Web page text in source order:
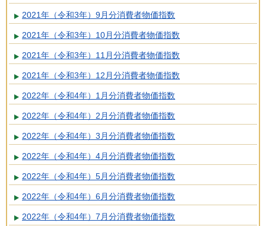
2021年（令和3年）9月分消費者物価指数
2021年（令和3年）10月分消費者物価指数
2021年（令和3年）11月分消費者物価指数
2021年（令和3年）12月分消費者物価指数
2022年（令和4年）1月分消費者物価指数
2022年（令和4年）2月分消費者物価指数
2022年（令和4年）3月分消費者物価指数
2022年（令和4年）4月分消費者物価指数
2022年（令和4年）5月分消費者物価指数
2022年（令和4年）6月分消費者物価指数
2022年（令和4年）7月分消費者物価指数